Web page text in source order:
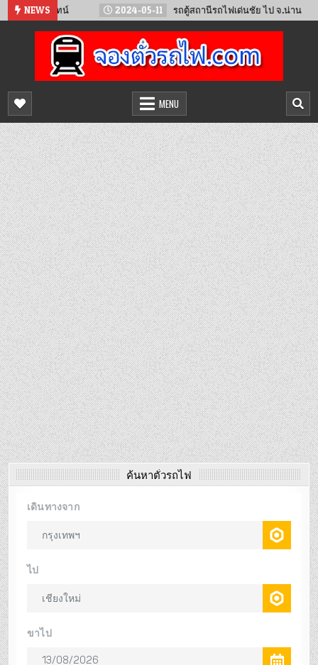
Skip NEWS
นทน์ 2024-05-11 รถตู้สถานีรถไฟเด่นชัย ไป จ.น่าน
จองตั๋วรถไฟออนไลน์
จำหน่ายตั๋วรถไฟล่วงหน้า จองได้ 24 ชั่วโมง
MENU
ค้นหาตั๋วรถไฟ